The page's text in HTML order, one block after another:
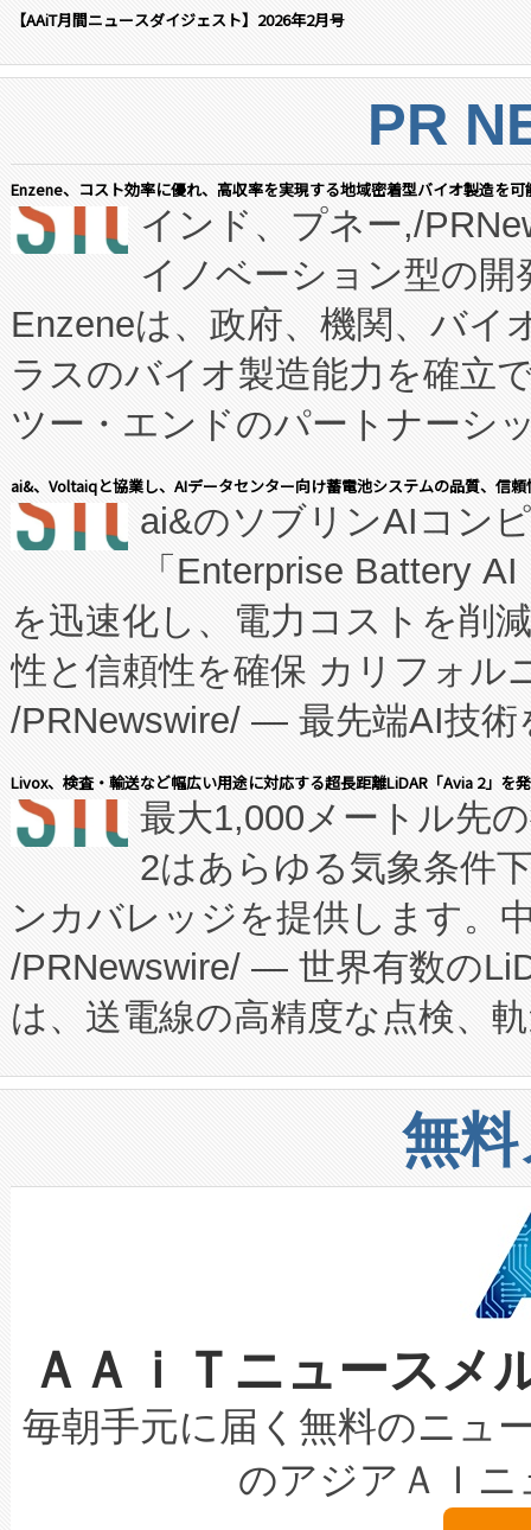
【AAiT月間ニュースダイジェスト】2026年2月号
PR
Enzene、コスト効率に優れ、高収率を実現する地域密着型バイオ製造を
インド、プネー,/
イノベーション型の
Enzeneは、政府、機関、バイ
ラスのバイオ製造能力を確立
ツー・エンドのパートナーシ
表しました。 同社の実績ある
manufacturing™ (FCCM™) プ
たNeXは、バイオ医薬品製造
従来のフェッドバッチ施設の
に、患者やサプライチェーン
キー方式で拡張性が高く、持
す。FCCM‑を活用した現地生
患者にとっての費用負担を大
のアクセスを大幅に拡大する
Fully-Connected Continuous
プログラムには、施設設計・
に関する技術移転および知的
構造化トレーニングカリキュ
上げおよび商用化段階におけ
設備整備および立ち上げ調整
加組織は、Enzeneのバイオ
選定された製品について、自
取得できる可能性もあります
設には、3億～4億ドルかか
最高経営責任者（CEO）であ
す。「当社のfully-connected
ームを利用すれば、6,000万
ai&、Voltaiqと協業し、AIデータセンター向け蓄電池システムの品質、信
ai&のソブリンAIコン
「Enterprise Battery
を迅速化し、電力コストを削
性と信頼性を確保 カリフォル
/PRNewswire/ — 最先端AI技術
会社エーアイ・アンド：本社
President原信平）と、エンタ
ードするVoltaiqは、日本にあ
ーエネルギー貯蔵システム（
た。 Voltaiq独自のAI搭載プラ
定、統合、導入、運用に至る
安全性を追跡し、確保する事
増加しているデータセンター
る電力網に大きな負担をかけ
事業者の負担軽減という課題
系統連系を迅速にし、ピーク
限を超えて利用可能な電力容
持できるよう貢献します。こ
ービスレベル契約（SLA）違
テリー性能の劣化によるダウ
念は、現在データセンターが
Livox、検査・輸送など幅広い用途に対応する超長距離LiDAR「Avia 2」を
最大1,000メートル先
2はあらゆる気象条件
ンカバレッジを提供します。
/PRNewswire/ — 世界有数の
は、送電線の高精度な点検、
や穀物倉庫におけるバルク材
リューション「Avia 2」を発
したAvia 2は、1,000メート
狭視野のFOVを切り替えるこ
ケーブル、枝などの細かな対
なレーザースポットにより、
な環境下でも豊かなディテー
キロメートル範囲を検出
LiDAR for Inspections,
は1535 nmレーザーを搭載。
無
ＡＡｉＴニュース
毎朝手元に届く無料のニュ
のアジアＡＩ